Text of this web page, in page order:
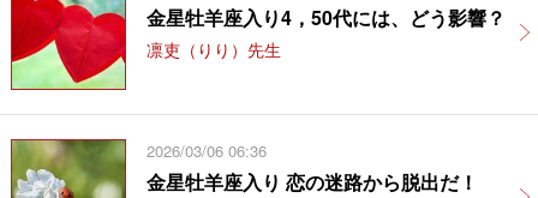
金星牡羊座入り4，50代には、どう影響？
凛吏（りり）先生
2026/03/06 06:36
金星牡羊座入り 恋の迷路から脱出だ！